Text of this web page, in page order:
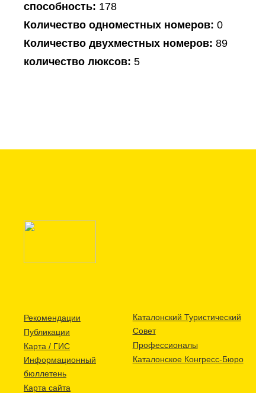
способность: 178
Количество одноместных номеров: 0
Количество двухместных номеров: 89
количество люксов: 5
Рекомендации
Публикации
Карта / ГИС
Информационный
бюллетень
Карта сайта
Каталонский Туристический
Совет
Профессионалы
Каталонское Конгресс-Бюро